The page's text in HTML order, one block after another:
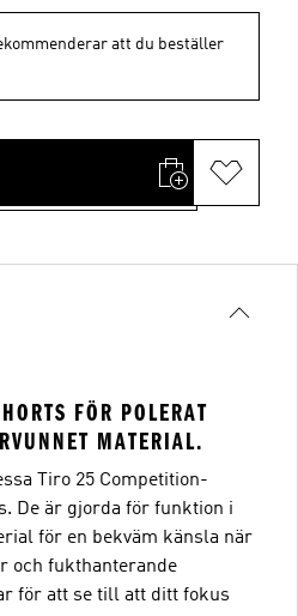
att du beställer
FÖR POLERAT
MATERIAL.
Tiro 25 Competition-
De är gjorda för funktion i
för en bekväm känsla när
och fukthanterande
för att se till att ditt fokus